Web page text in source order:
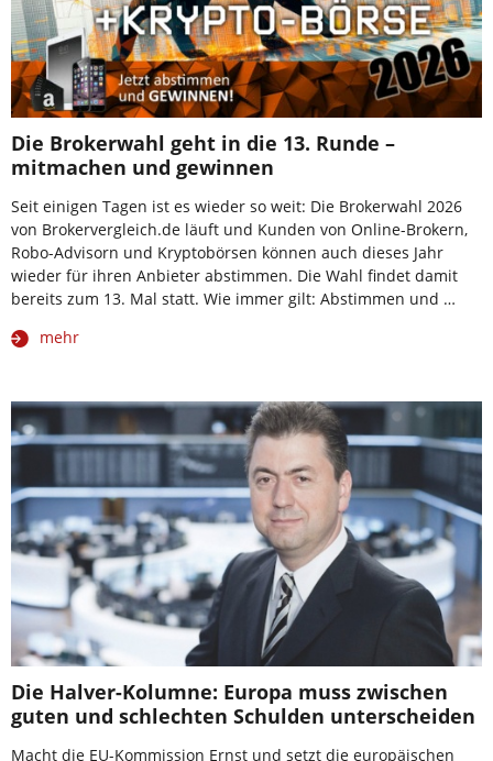
Die Brokerwahl geht in die 13. Runde –
mitmachen und gewinnen
Seit einigen Tagen ist es wieder so weit: Die Brokerwahl 2026
von Brokervergleich.de läuft und Kunden von Online-Brokern,
Robo-Advisorn und Kryptobörsen können auch dieses Jahr
wieder für ihren Anbieter abstimmen. Die Wahl findet damit
bereits zum 13. Mal statt. Wie immer gilt: Abstimmen und …
mehr
Die Halver-Kolumne: Europa muss zwischen
guten und schlechten Schulden unterscheiden
Macht die EU-Kommission Ernst und setzt die europäischen